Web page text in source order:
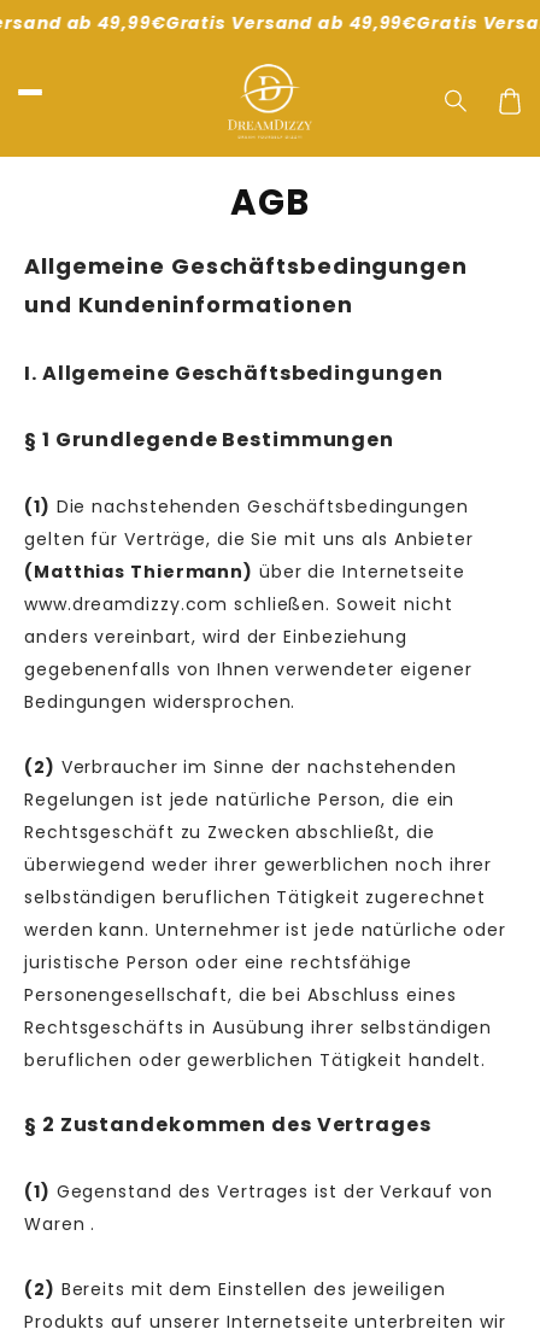
zum
ab 49,99€Gratis Versand ab 49,99€Gratis
AGB
Allgemeine Geschäftsbedingungen
und Kundeninformationen
I. Allgemeine Geschäftsbedingungen
§ 1 Grundlegende Bestimmungen
(1) Die nachstehenden Geschäftsbedingungen
gelten für Verträge, die Sie mit uns als Anbieter
(Matthias Thiermann) über die Internetseite
www.dreamdizzy.com schließen. Soweit nicht
anders vereinbart, wird der Einbeziehung
gegebenenfalls von Ihnen verwendeter eigener
Bedingungen widersprochen.
(2) Verbraucher im Sinne der nachstehenden
Regelungen ist jede natürliche Person, die ein
Rechtsgeschäft zu Zwecken abschließt, die
überwiegend weder ihrer gewerblichen noch ihrer
selbständigen beruflichen Tätigkeit zugerechnet
werden kann. Unternehmer ist jede natürliche oder
juristische Person oder eine rechtsfähige
Personengesellschaft, die bei Abschluss eines
Rechtsgeschäfts in Ausübung ihrer selbständigen
beruflichen oder gewerblichen Tätigkeit handelt.
§ 2 Zustandekommen des Vertrages
(1) Gegenstand des Vertrages ist der Verkauf von
Waren .
(2) Bereits mit dem Einstellen des jeweiligen
Produkts auf unserer Internetseite unterbreiten wir